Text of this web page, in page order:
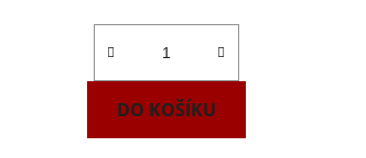
DO KOŠÍKU